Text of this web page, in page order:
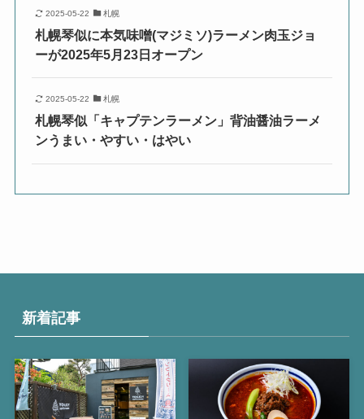
2025-05-22 札幌
札幌琴似に本気味噌(マジミソ)ラーメン肉玉ジョ
ーが2025年5月23日オープン
2025-05-22 札幌
札幌琴似「キャプテンラーメン」背油醤油ラーメ
ンうまい・やすい・はやい
新着記事